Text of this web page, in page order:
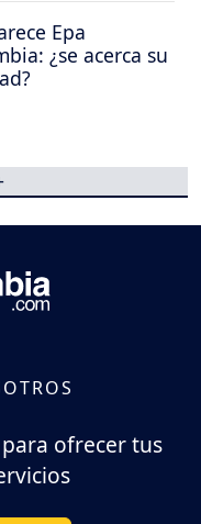
Epa
¿se acerca su
ofrecer tus